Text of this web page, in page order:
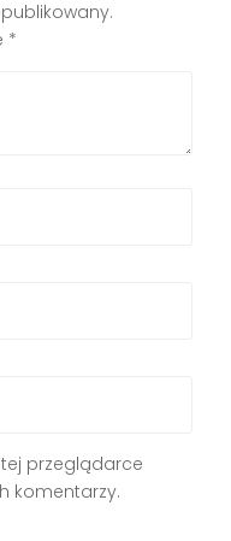
*
przeglądarce
komentarzy.